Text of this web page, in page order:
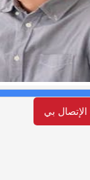
الإتصال بي